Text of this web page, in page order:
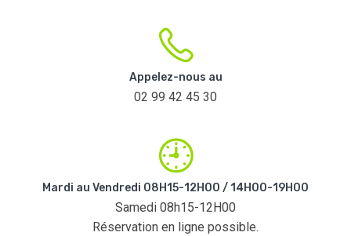
Appelez-nous au
02 99 42 45 30
Mardi au Vendredi 08H15-12H00 / 14H00-19H00
Samedi 08h15-12H00
Réservation en ligne possible.